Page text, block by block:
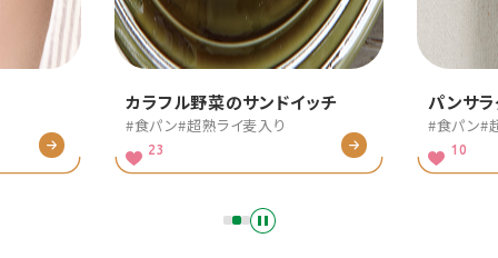
パンサラダ
#食パン#超熟ライ麦入り
10
チリコン
#食パン#
14